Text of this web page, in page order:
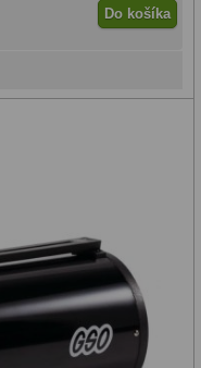
Do košíka